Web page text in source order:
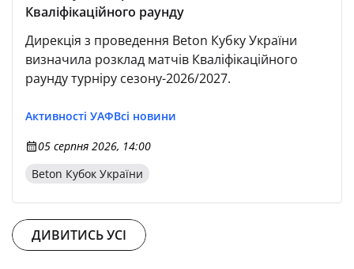
Кваліфікаційного раунду
Дирекція з проведення Beton Кубку України
визначила розклад матчів Кваліфікаційного
раунду турніру сезону-2026/2027.
Активності УАФВсі новини
05 серпня 2026, 14:00
Beton Кубок України
ДИВИТИСЬ УСІ